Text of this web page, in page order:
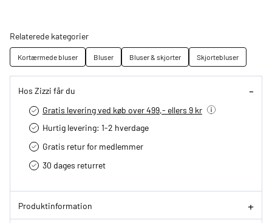
Relaterede kategorier
Kortærmede bluser Bluser Bluser & skjorter Skjortebluser
Hos Zizzi får du
Gratis levering ved køb over 499,- ellers 9 kr
Hurtig levering­: 1-2 hverdage
Gratis retur for medlemmer
30 dages returret
Produktinformation